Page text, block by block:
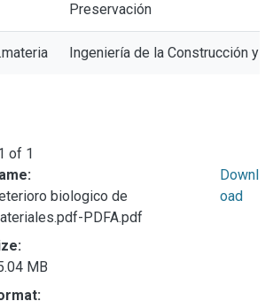
Preservación
Ingeniería de la Construcción y
of 1
biologico de
PDFA.pdf
MB
Downl
oad